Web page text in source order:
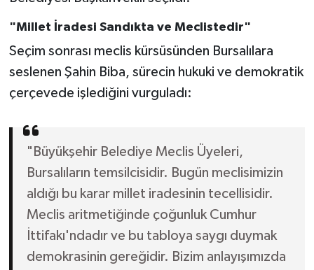
"Millet İradesi Sandıkta ve Meclistedir"
Seçim sonrası meclis kürsüsünden Bursalılara
seslenen Şahin Biba, sürecin hukuki ve demokratik
çerçevede işlediğini vurguladı:
"Büyükşehir Belediye Meclis Üyeleri,
Bursalıların temsilcisidir. Bugün meclisimizin
aldığı bu karar millet iradesinin tecellisidir.
Meclis aritmetiğinde çoğunluk Cumhur
İttifakı'ndadır ve bu tabloya saygı duymak
demokrasinin gereğidir. Bizim anlayışımızda